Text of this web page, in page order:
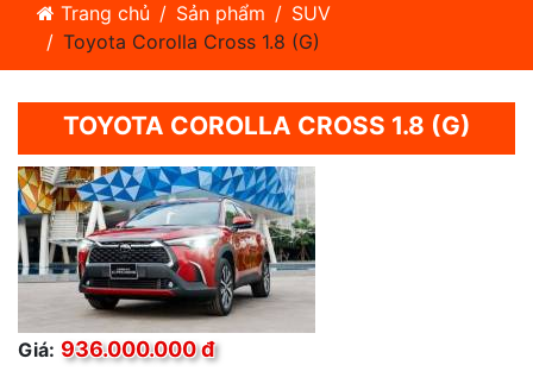
Trang chủ Sản phẩm
SUV
Toyota Corolla Cross 1.8 (G)
TOYOTA COROLLA CROSS 1.8 (G)
Giá: 936.000.000 đ